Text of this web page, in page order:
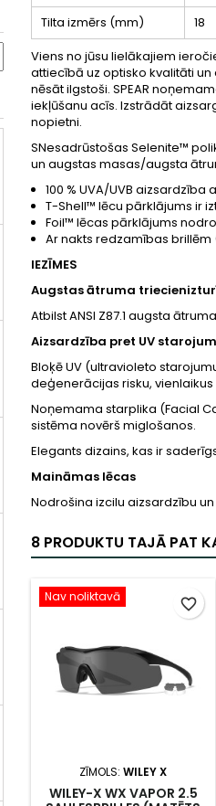
Tilta izmērs (mm)
18
Viens no jūsu lielākajiem
attiecībā uz optisko kvalitāti
nēsāt ilgstoši. SPEAR
iekļūšanu acīs. Izstrādāt
nopietni.
SNesadrūstošas Selenite™
un augstas masas/augsta
100 % UVA/UVB
T-Shell™ lēcu pārklājums ir
Foil™ lēcas pārklājums
Ar nakts redzamības
IEZĪMES
Augstas ātruma
Atbilst ANSI Z87.1 augsta
Aizsardzība pret UV
Bloķē UV (ultravioleto
deģenerācijas risku,
Noņemama starplika (Facial
sistēma novērš miglošanos.
Elegants dizains, kas ir
Maināmas lēcas
Nodrošina izcilu aizsardzību
8 PRODUKTU TAJĀ PAT
Nav noliktavā
ZĪMOLS: WILEY X
WILEY-X WX VAPOR 2.5
favorite_border